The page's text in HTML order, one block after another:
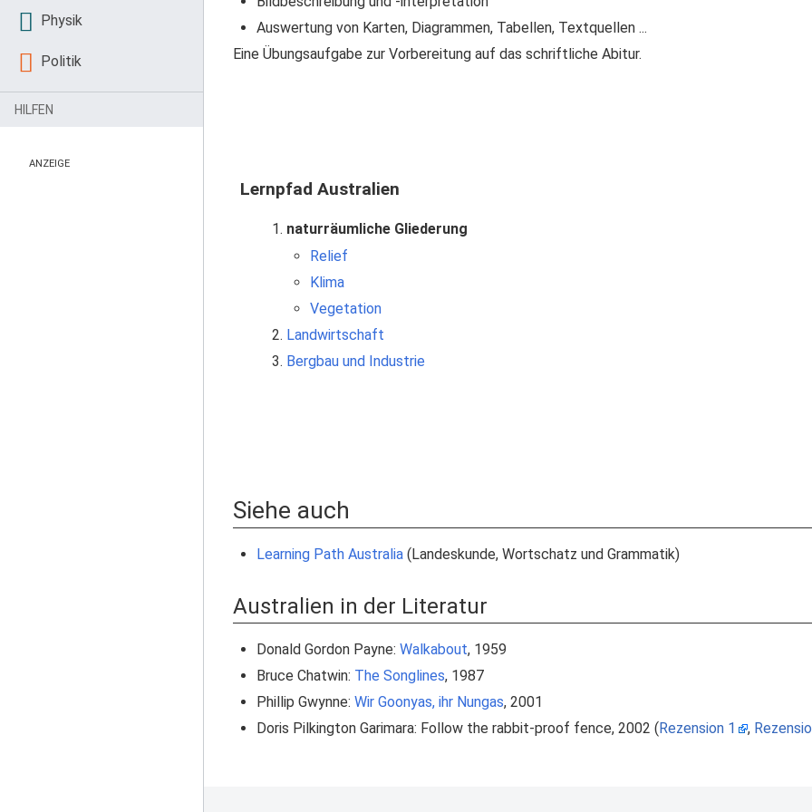
Auswertung von Karten, Diagrammen, Tabellen, Textquellen ...
Eine Übungsaufgabe zur Vorbereitung auf das schriftliche Abitur.
Lernpfad Australien
naturräumliche Gliederung
Relief
Klima
Vegetation
Landwirtschaft
Bergbau und Industrie
Siehe auch
Learning Path Australia(Landeskunde, Wortschatz und Grammatik)
Australien in der Literatur
Donald Gordon Payne: Walkabout, 1959
Bruce Chatwin: The Songlines, 1987
Phillip Gwynne: Wir Goonyas, ihr Nungas, 2001
Doris Pilkington Garimara: Follow the rabbit-proof fence, 2002 (Rezension 1 ,
Physik
Politik
HILFEN
ANZEIGE